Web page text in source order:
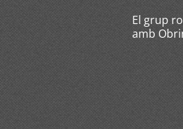
El grup
amb